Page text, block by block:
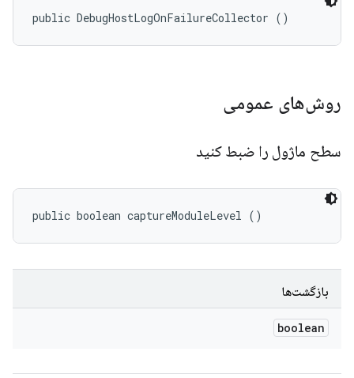
public DebugHostLogOnFailureCollector ()
روش‌های عمومی
سطح ماژول را ضبط کنید
public boolean captureModuleLevel ()
بازگشت‌ها
boolean